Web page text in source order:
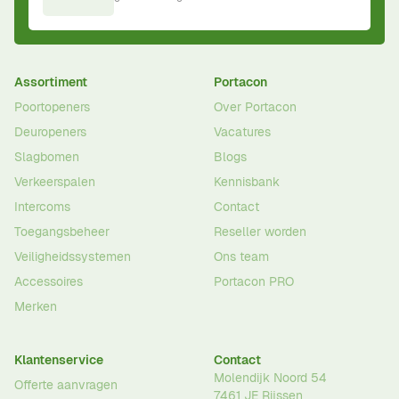
Assortiment
Poortopeners
Deuropeners
Slagbomen
Verkeerspalen
Intercoms
Toegangsbeheer
Veiligheidssystemen
Accessoires
Merken
Portacon
Over Portacon
Vacatures
Blogs
Kennisbank
Contact
Reseller worden
Ons team
Portacon PRO
Klantenservice
Offerte aanvragen
Contact
Molendijk Noord 54